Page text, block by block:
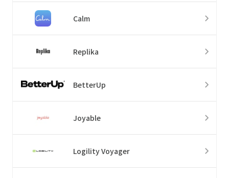
Calm
Replika
BetterUp
Joyable
Logility Voyager